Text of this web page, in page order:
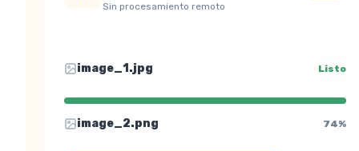
Sin procesamiento remoto
image_1 .jpg Listo
image_2.png 74%